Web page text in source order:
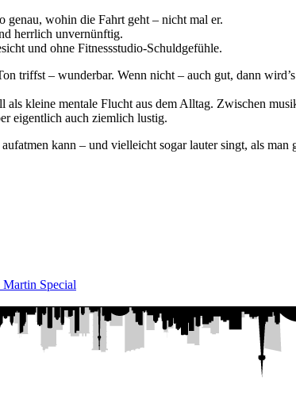
genau, wohin die Fahrt geht – nicht mal er.
herrlich unvernünftig.
und ohne Fitnessstudio-Schuldgefühle.
triffst – wunderbar. Wenn nicht – auch gut, dann
kleine mentale Flucht aus dem Alltag. Zwischen
eigentlich auch ziemlich lustig.
kann – und vielleicht sogar lauter singt, als man
Special